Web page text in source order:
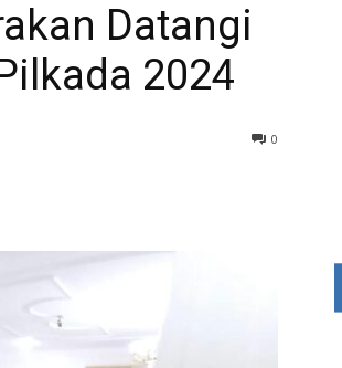
Datangi
2024
0